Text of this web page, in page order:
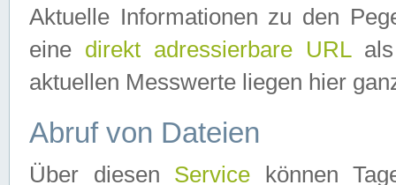
Aktuelle Informationen zu den
eine direkt adressierbare URLals
aktuellen Messwerte liegen hier
Abruf von Dateien
Über diesen Service können